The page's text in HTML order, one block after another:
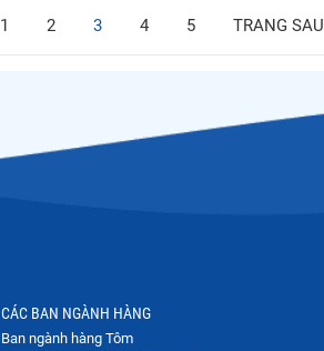
1 2 3 4 5 TRANG SAU
CÁC BAN NGÀNH HÀNG
Ban ngành hàng Tôm